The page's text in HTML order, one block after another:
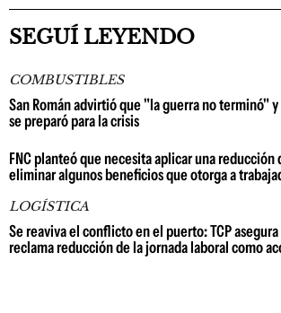
SEGUÍ LEYENDO
COMBUSTIBLES
San Román advirtió que "la guerra no terminó"
se preparó para la crisis
FNC planteó que necesita aplicar una reducción
eliminar algunos beneficios que otorga a
LOGÍSTICA
Se reaviva el conflicto en el puerto: TCP
reclama reducción de la jornada laboral como